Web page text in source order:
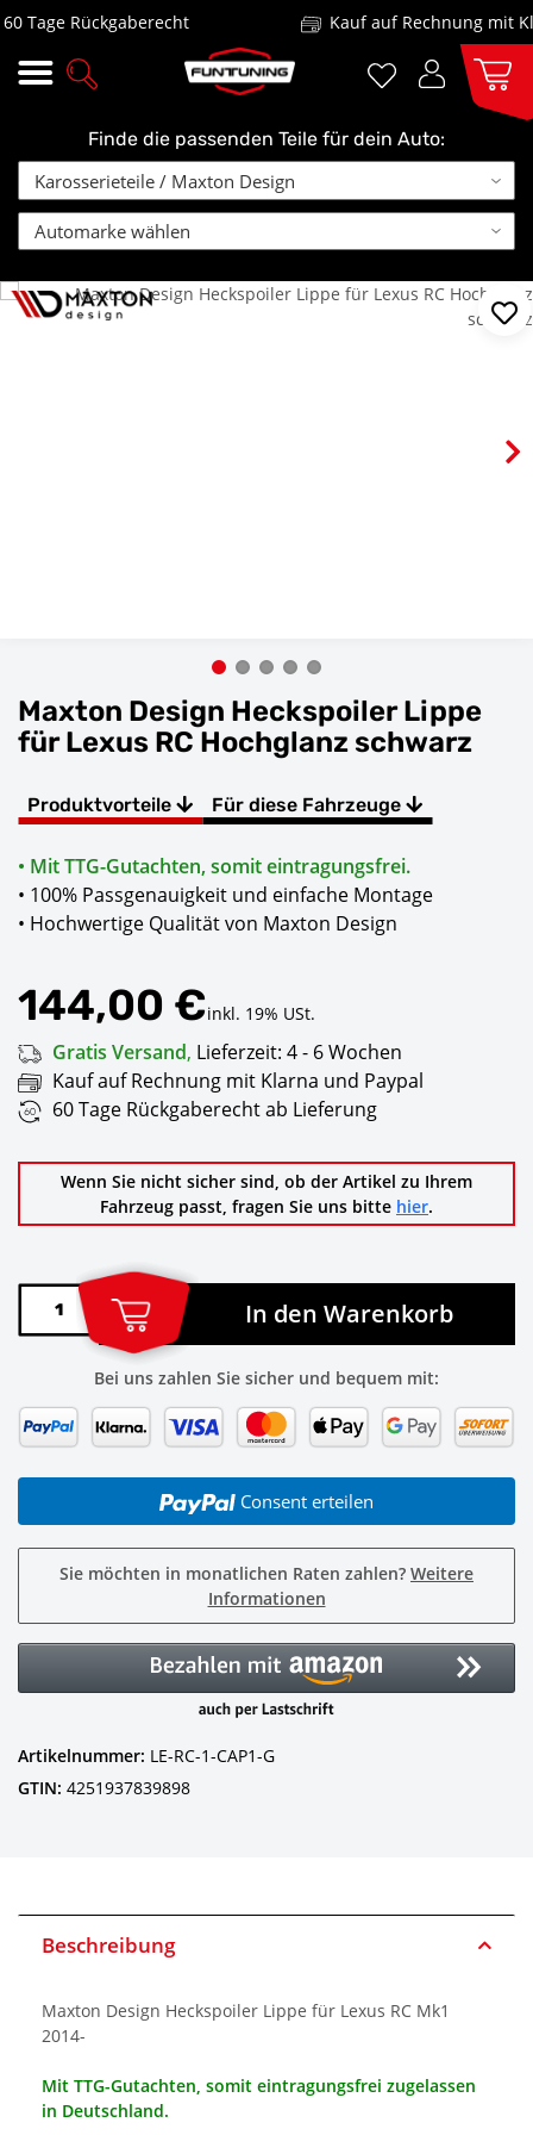
Tage Rückgaberecht Kauf auf Rechnung mit
Finde die passenden Teile für dein Auto:
Maxton Design Heckspoiler Lippe
für Lexus RC Hochglanz schwarz
Produktvorteile Für diese Fahrzeuge
• Mit TTG-Gutachten, somit eintragungsfrei.
• 100% Passgenauigkeit und einfache Montage
• Hochwertige Qualität von Maxton Design
144,00 €inkl. 19% USt.
Gratis Versand, Lieferzeit: 4 - 6 Wochen
Kauf auf Rechnung mit Klarna und Paypal
60 Tage Rückgaberecht ab Lieferung
Wenn Sie nicht sicher sind, ob der Artikel zu Ihrem
Fahrzeug passt, fragen Sie uns bitte hier.
In den Warenkorb
Bei uns zahlen Sie sicher und bequem mit:
Consent erteilen
Sie möchten in monatlichen Raten zahlen? Weitere
Informationen
Artikelnummer: LE-RC-1-CAP1-G
GTIN: 4251937839898
Beschreibung
Maxton Design Heckspoiler Lippe für Lexus RC Mk1
2014-
Mit TTG-Gutachten, somit eintragungsfrei zugelassen
in Deutschland.